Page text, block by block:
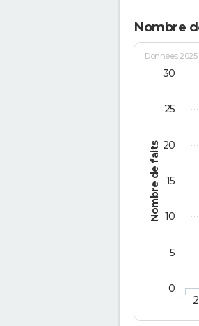
Nombre
Nombre de faits
Données
0
5
10
15
20
25
30